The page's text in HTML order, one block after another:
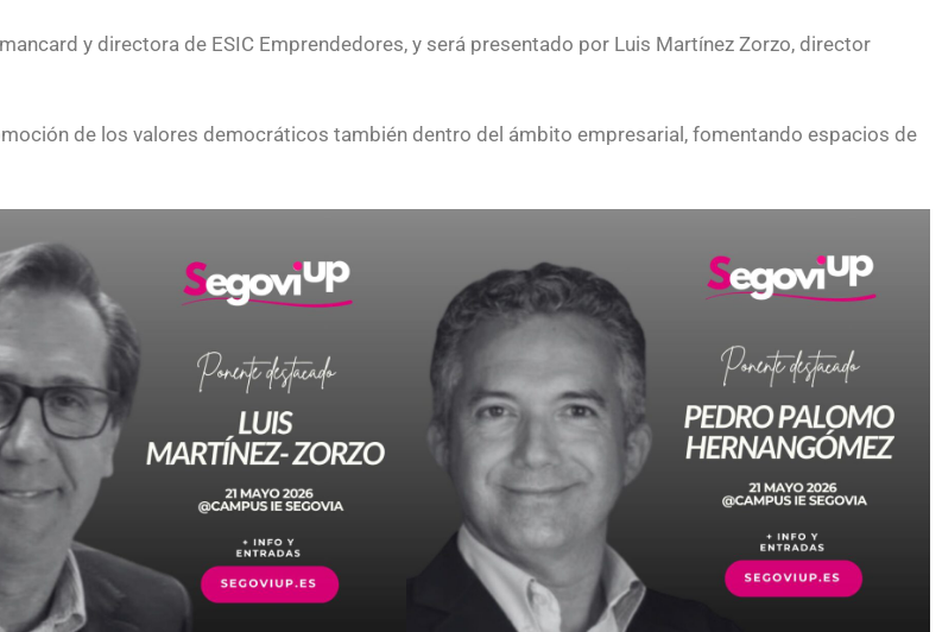
y directora de ESIC Emprendedores, y será presentado por Luis Martínez Zorzo, director
de los valores democráticos también dentro del ámbito empresarial, fomentando espacios de